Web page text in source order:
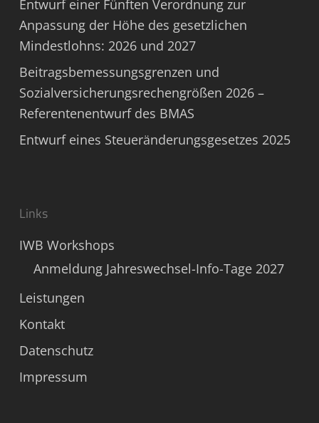
Entwurf einer Fünften Verordnung zur
Anpassung der Höhe des gesetzlichen
Mindestlohns: 2026 und 2027
Beitragsbemessungsgrenzen und
Sozialversicherungsrechengrößen 2026 –
Referentenentwurf des BMAS
Entwurf eines Steueränderungsgesetzes 2025
Links
IWB Workshops
Anmeldung Jahreswechsel-Info-Tage 2027
Leistungen
Kontakt
Datenschutz
Impressum